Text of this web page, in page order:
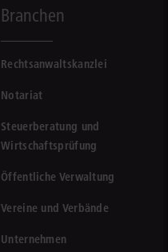
Branchen
Rechtsanwaltskanzlei
Notariat
Steuerberatung und
Wirtschaftsprüfung
Öffentliche Verwaltung
Vereine und Verbände
Unternehmen